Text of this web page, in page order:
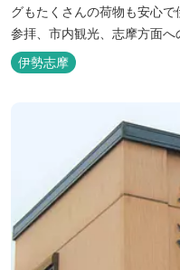
グもたくさんの荷物も安心
参拝、市内観光、志摩方面へ
伊勢志摩